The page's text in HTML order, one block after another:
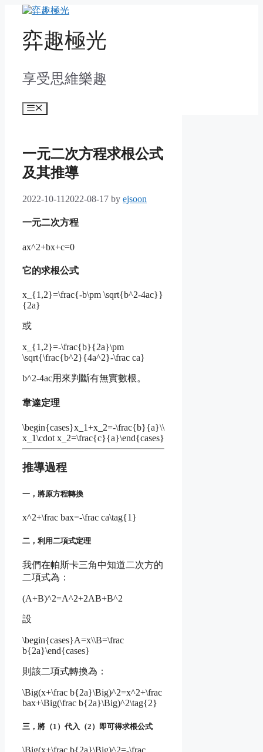
content弈趣極光
享受思維樂趣
Menu
一元二次方程求根公式
及其推導
2022-10-11 2022-08-17 by ejsoon
一元二次方程
ax^2+bx+c=0
它的求根公式
x_{1,2}=\frac{-b\pm \sqrt{b^2-4ac}}
{2a}
或
x_{1,2}=-\frac{b}{2a}\pm
\sqrt{\frac{b^2}{4a^2}-\frac ca}
b^2-4ac用來判斷有無實數根。
韋達定理
\begin{cases}x_1+x_2=-\frac{b}{a}\\
x_1\cdot x_2=\frac{c}{a}\end{cases}
推導過程
一，將原方程轉換
x^2+\frac bax=-\frac ca\tag{1}
二，利用二項式定理
我們在帕斯卡三角中知道二次方的
二項式為：
(A+B)^2=A^2+2AB+B^2
設
\begin{cases}A=x\\B=\frac
b{2a}\end{cases}
則該二項式轉換為：
\Big(x+\frac b{2a}\Big)^2=x^2+\frac
bax+\Big(\frac b{2a}\Big)^2\tag{2}
三，將（1）代入（2）即可得求根公式